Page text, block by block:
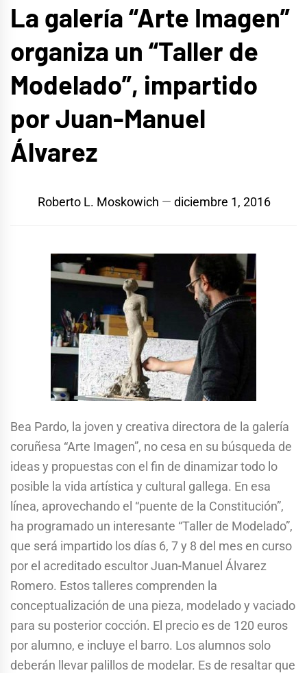
La galería “Arte Imagen”
organiza un “Taller de
Modelado”, impartido
por Juan-Manuel
Álvarez
Roberto L. Moskowich diciembre 1, 2016
Bea Pardo, la joven y creativa directora de la galería
coruñesa “Arte Imagen”, no cesa en su búsqueda de
ideas y propuestas con el fin de dinamizar todo lo
posible la vida artística y cultural gallega. En esa
línea, aprovechando el “puente de la Constitución”,
ha programado un interesante “Taller de Modelado”,
que será impartido los días 6, 7 y 8 del mes en curso
por el acreditado escultor Juan-Manuel Álvarez
Romero. Estos talleres comprenden la
conceptualización de una pieza, modelado y vaciado
para su posterior cocción. El precio es de 120 euros
por alumno, e incluye el barro. Los alumnos solo
deberán llevar palillos de modelar. Es de resaltar que